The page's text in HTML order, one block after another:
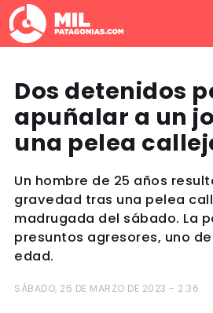
Dos detenidos
apuñalar a un
una pelea
Un hombre de 25 años
gravedad tras una pelea
madrugada del sábado. La
presuntos agresores, uno
edad.
SÁBADO, 25 DE MARZO DE 2023 - 2:36